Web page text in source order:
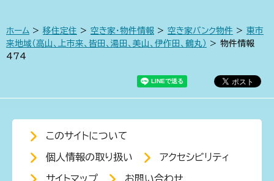
ホーム > 移住定住 > 空き家・物件情報 > 空き家バンク物件 > 東市
来地域（高山、上市来、皆田、湯田、美山、伊作田、鶴丸） > 物件情報
474
このサイトについて
個人情報の取り扱い アクセシビリティ
サイトマップ お問い合わせ